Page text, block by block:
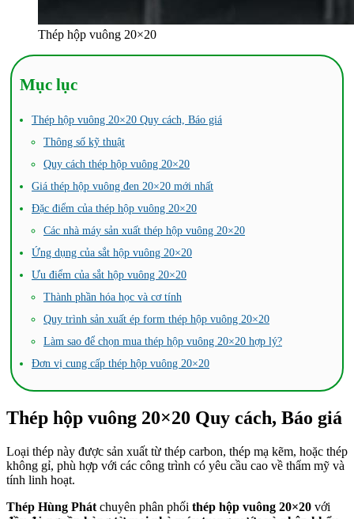
Thép hộp vuông 20×20
Mục lục
Thép hộp vuông 20×20 Quy cách, Báo giá
Thông số kỹ thuật
Quy cách thép hộp vuông 20×20
Giá thép hộp vuông đen 20×20 mới nhất
Đặc điểm của thép hộp vuông 20×20
Các nhà máy sản xuất thép hộp vuông 20×20
Ứng dụng của sắt hộp vuông 20×20
Ưu điểm của sắt hộp vuông 20×20
Thành phần hóa học và cơ tính
Quy trình sản xuất ép form thép hộp vuông 20×20
Làm sao để chọn mua thép hộp vuông 20×20 hợp lý?
Đơn vị cung cấp thép hộp vuông 20×20
Thép hộp vuông 20×20 Quy cách, Báo giá
Loại thép này được sản xuất từ thép carbon, thép mạ kẽm, hoặc thép
không gỉ, phù hợp với các công trình có yêu cầu cao về thẩm mỹ và
tính linh hoạt.
Thép Hùng Phát chuyên phân phối thép hộp vuông 20×20 với